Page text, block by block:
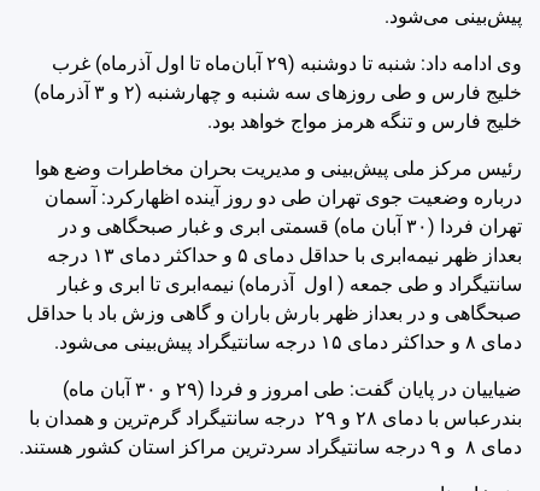
پیش‌بینی می‌شود.
وی ادامه داد: شنبه تا دوشنبه (۲۹ آبان‌ماه تا اول آذرماه) غرب
خلیج فارس و طی روزهای سه شنبه و چهارشنبه (۲ و ۳ آذرماه)
خلیج فارس و تنگه هرمز مواج خواهد بود.
رئیس مرکز ملی پیش‌بینی و مدیریت بحران مخاطرات وضع هوا
درباره وضعیت جوی تهران طی دو روز آینده اظهارکرد: آسمان
تهران فردا (۳۰ آبان ماه) قسمتی ابری و غبار صبحگاهی و در
بعداز ظهر نیمه‌ابری با حداقل دمای ۵ و حداکثر دمای ۱۳ درجه
سانتیگراد و طی ‌جمعه ( اول آذرماه) نیمه‌ابری تا ابری و غبار
صبحگاهی و در بعداز ظهر بارش باران و گاهی وزش باد با حداقل
دمای ۸ و حداکثر دمای ۱۵ درجه سانتیگراد پیش‌بینی می‌شود.
ضیاییان در پایان گفت: طی امروز و فردا (۲۹ و ۳۰ آبان ماه)
بندرعباس با دمای ۲۸ و ۲۹ درجه سانتیگراد گرم‌ترین و همدان با
دمای ۸ و ۹ درجه سانتیگراد سردترین مراکز استان‌ کشور هستند.